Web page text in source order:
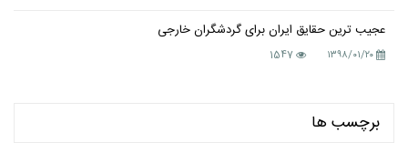
عجیب ترین حقایق ایران برای گردشگران خارجی
۱۳۹۸/۰۱/۲۰ 1547
برچسب ها